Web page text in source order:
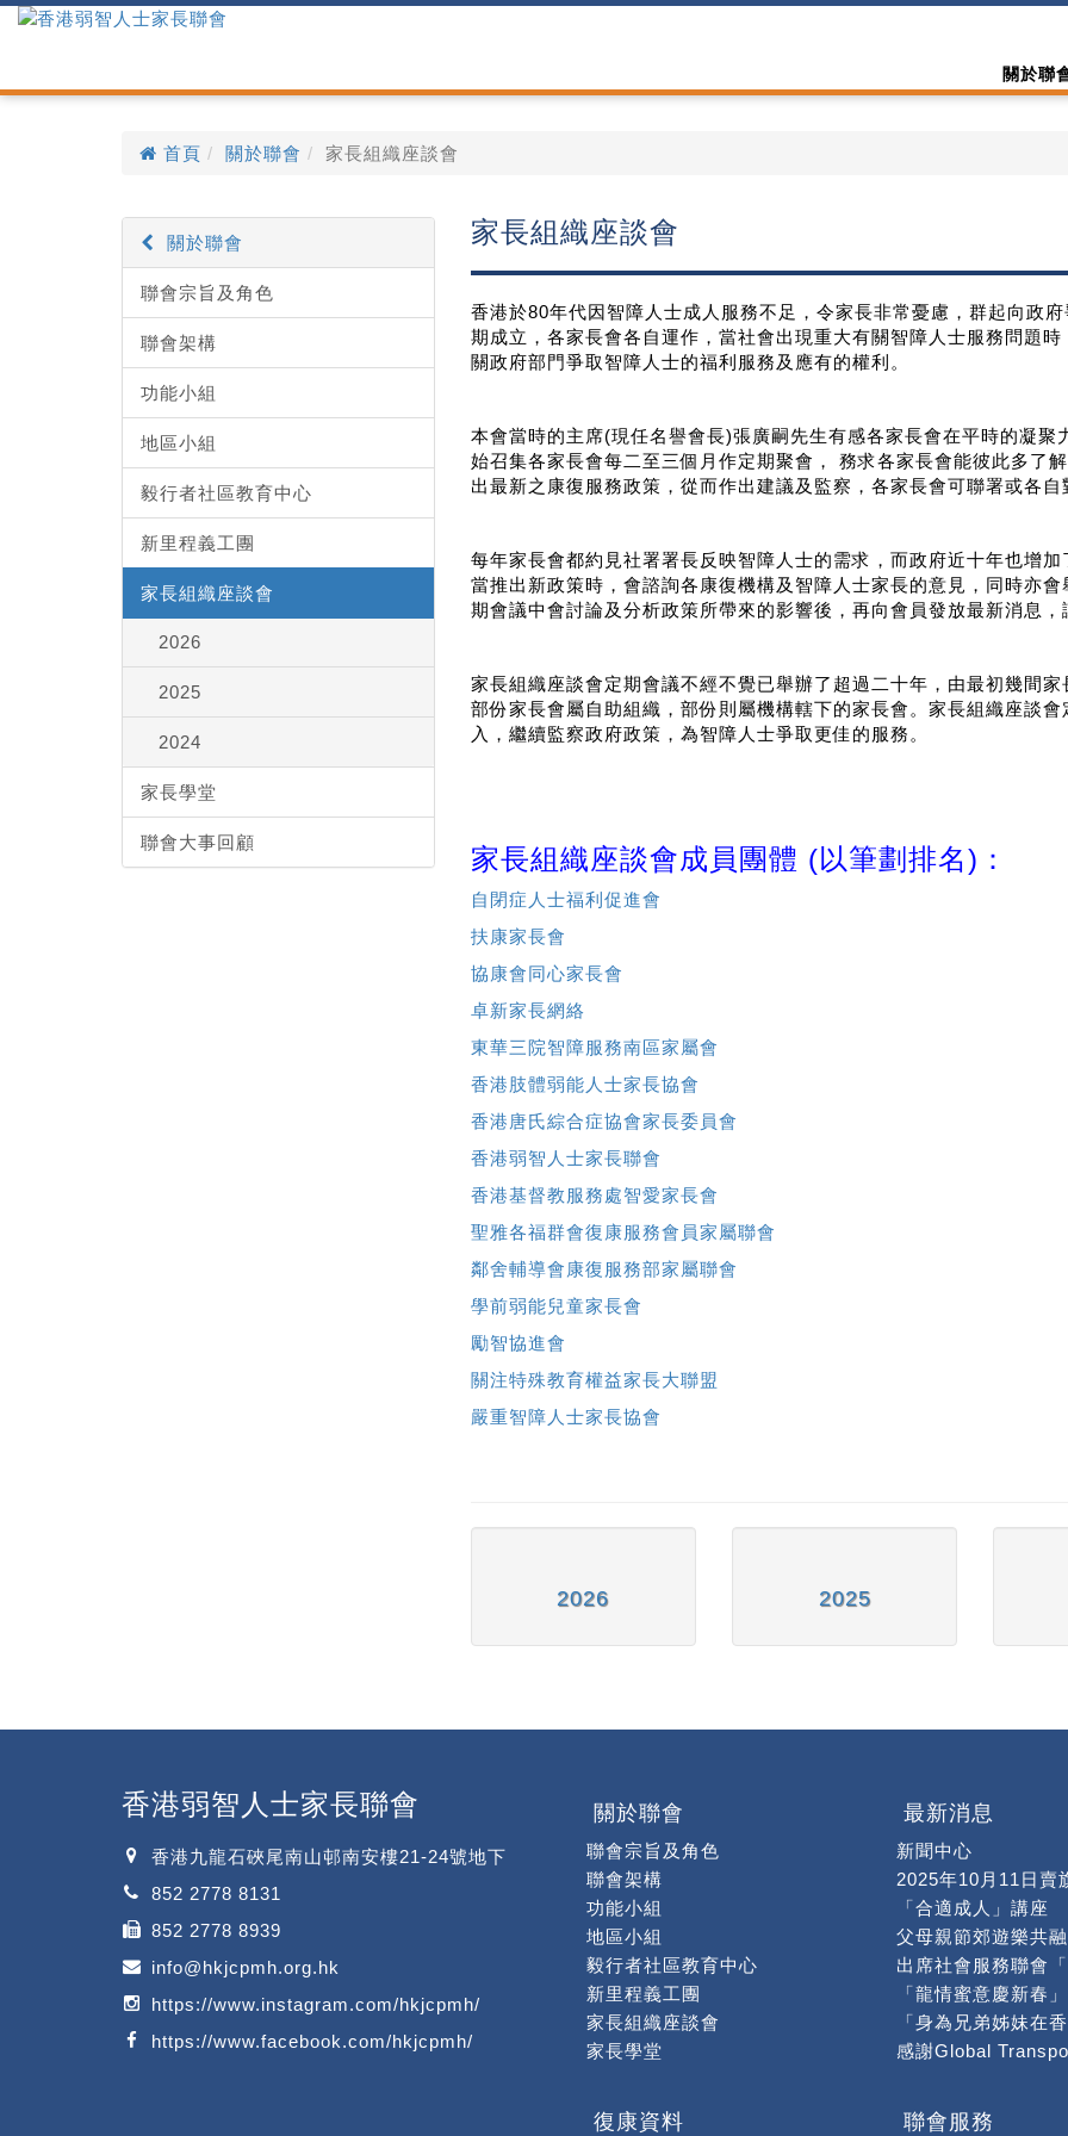
關於聯
首頁 關於聯會 家長組織座談會
關於聯會
聯會宗旨及角色
聯會架構
功能小組
地區小組
毅行者社區教育中心
新里程義工團
家長組織座談會
2026
2025
2024
家長學堂
聯會大事回顧
家長組織座談會
香港於80年代因智障人士成人服務不足，令家長非常憂慮，群起向政
期成立，各家長會各自運作，當社會出現重大有關智障人士服務問題
關政府部門爭取智障人士的福利服務及應有的權利。
本會當時的主席(現任名譽會長)張廣嗣先生有感各家長會在平時的凝
始召集各家長會每二至三個月作定期聚會， 務求各家長會能彼此多了
出最新之康復服務政策，從而作出建議及監察，各家長會可聯署或各
每年家長會都約見社署署長反映智障人士的需求，而政府近十年也增
當推出新政策時，會諮詢各康復機構及智障人士家長的意見，同時亦
期會議中會討論及分析政策所帶來的影響後，再向會員發放最新消息
家長組織座談會定期會議不經不覺已舉辦了超過二十年，由最初幾間
部份家長會屬自助組織，部份則屬機構轄下的家長會。家長組織座談
入，繼續監察政府政策，為智障人士爭取更佳的服務。
家長組織座談會成員團體 (以筆劃排名)：
自閉症人士福利促進會
扶康家長會
協康會同心家長會
卓新家長網絡
東華三院智障服務南區家屬會
香港肢體弱能人士家長協會
香港唐氏綜合症協會家長委員會
香港弱智人士家長聯會
香港基督教服務處智愛家長會
聖雅各福群會復康服務會員家屬聯會
鄰舍輔導會康復服務部家屬聯會
學前弱能兒童家長會
勵智協進會
關注特殊教育權益家長大聯盟
嚴重智障人士家長協會
2026 2025
香港弱智人士家長聯會
香港九龍石硤尾南山邨南安樓21-24號地下
852 2778 8131
852 2778 8939
info@hkjcpmh.org.hk
https://www.instagram.com/hkjcpmh/
https://www.facebook.com/hkjcpmh/
關於聯會
聯會宗旨及角色
聯會架構
功能小組
地區小組
毅行者社區教育中心
新里程義工團
家長組織座談會
家長學堂
最新消息
新聞中心
2025年10月11日賣
「合適成人」講座
父母親節郊遊樂共
福慧國際慈善基金
復康資料 聯會服務